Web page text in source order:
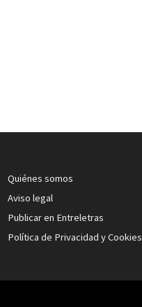
Quiénes somos
Aviso legal
Publicar en Entreletras
Política de Privacidad y Cookies